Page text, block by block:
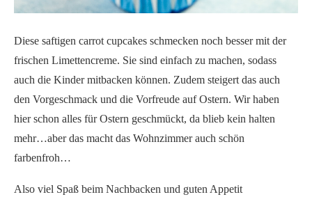
Diese saftigen carrot cupcakes schmecken noch besser mit der
frischen Limettencreme. Sie sind einfach zu machen, sodass
auch die Kinder mitbacken können. Zudem steigert das auch
den Vorgeschmack und die Vorfreude auf Ostern. Wir haben
hier schon alles für Ostern geschmückt, da blieb kein halten
mehr…aber das macht das Wohnzimmer auch schön
farbenfroh…
Also viel Spaß beim Nachbacken und guten Appetit